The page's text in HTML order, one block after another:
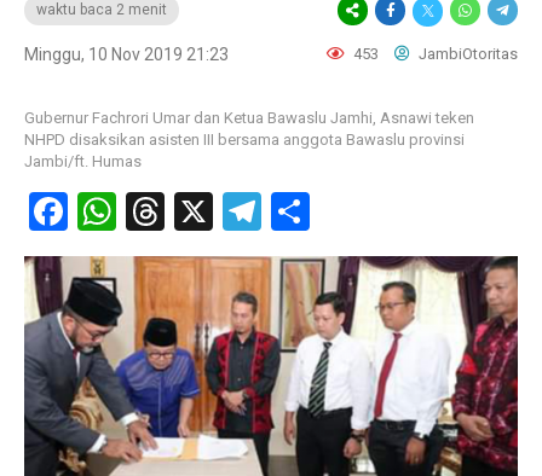
waktu baca 2 menit
Minggu, 10 Nov 2019 21:23 453 JambiOtoritas
Gubernur Fachrori Umar dan Ketua Bawaslu Jamhi, Asnawi teken
NHPD disaksikan asisten III bersama anggota Bawaslu provinsi
Jambi/ft. Humas
Facebook
WhatsApp
Threads
X Telegram